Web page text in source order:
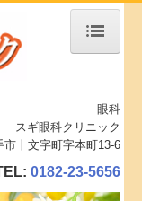
眼科
スギ眼科クリニック
市十文字町字本町13-6
0182-23-5656